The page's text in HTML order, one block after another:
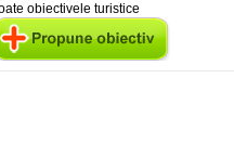
obiectivele turistice